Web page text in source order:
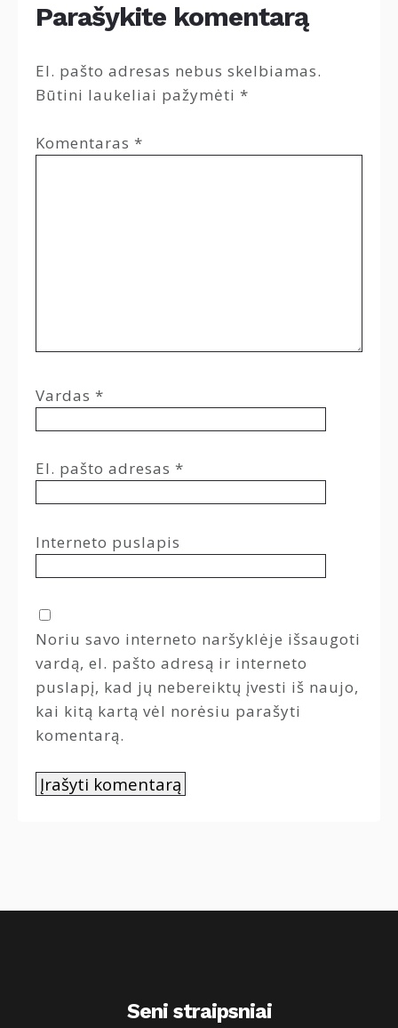
Parašykite komentarą
El. pašto adresas nebus skelbiamas.
Būtini laukeliai pažymėti *
Komentaras *
Vardas *
El. pašto adresas *
Interneto puslapis
Noriu savo interneto naršyklėje išsaugoti
vardą, el. pašto adresą ir interneto
puslapį, kad jų nebereiktų įvesti iš naujo,
kai kitą kartą vėl norėsiu parašyti
komentarą.
Seni straipsniai